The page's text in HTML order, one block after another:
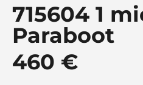
715604 1
Paraboot
460 €